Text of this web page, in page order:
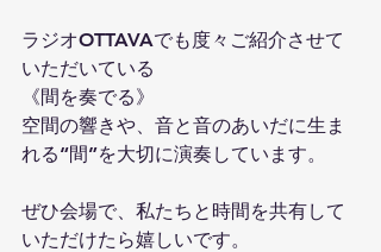
ラジオOTTAVAでも度々ご紹介させて
いただいている
《間を奏でる》
空間の響きや、音と音のあいだに生ま
れる“間”を大切に演奏しています。
ぜひ会場で、私たちと時間を共有して
いただけたら嬉しいです。